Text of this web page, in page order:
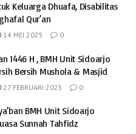
Keluarga Dhuafa, Disabilitas
Qur’an
14 MEI 2025 0
1446 H , BMH Unit Sidoarjo
Bersih Mushola & Masjid
27 FEBRUARI 2025 0
BMH Unit Sidoarjo
Sunnah Tahfidz